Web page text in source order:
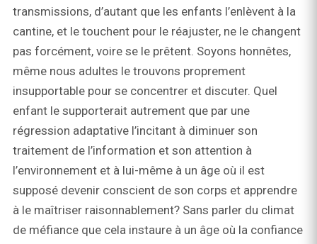
transmissions, d’autant que les enfants l’enlèvent à la
cantine, et le touchent pour le réajuster, ne le changent
pas forcément, voire se le prêtent. Soyons honnêtes,
même nous adultes le trouvons proprement
insupportable pour se concentrer et discuter. Quel
enfant le supporterait autrement que par une
régression adaptative l’incitant à diminuer son
traitement de l’information et son attention à
l’environnement et à lui-même à un âge où il est
supposé devenir conscient de son corps et apprendre
à le maîtriser raisonnablement? Sans parler du climat
de méfiance que cela instaure à un âge où la confiance